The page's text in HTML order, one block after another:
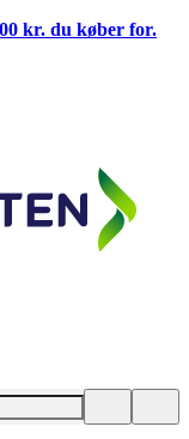
kr. du køber for.